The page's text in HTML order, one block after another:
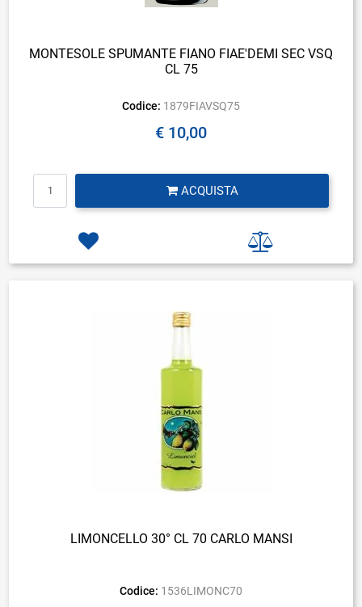
MONTESOLE SPUMANTE FIANO FIAE'DEMI SEC VSQ
CL 75
Codice: 1879FIAVSQ75
€ 10,00
ACQUISTA
LIMONCELLO 30° CL 70 CARLO MANSI
Codice: 1536LIMONC70